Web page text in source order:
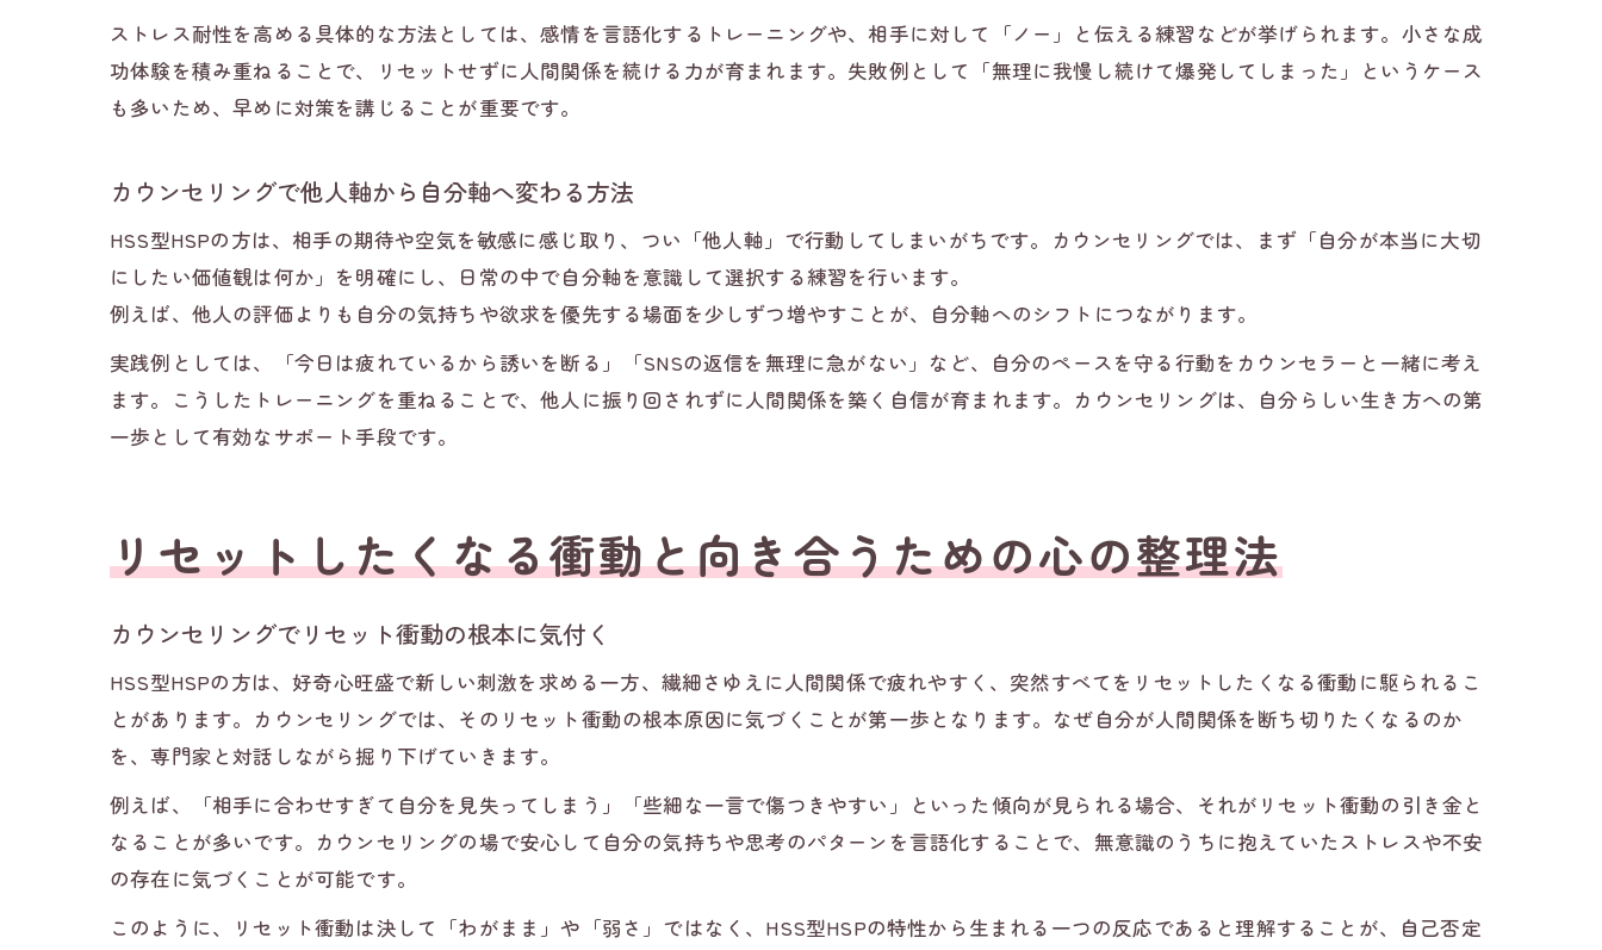
ストレス耐性を高める具体的な方法としては、感情を言語化するトレーニングや、相手に対して「ノー」と伝える練習などが挙げられます。小さな成
功体験を積み重ねることで、リセットせずに人間関係を続ける力が育まれます。失敗例として「無理に我慢し続けて爆発してしまった」というケース
も多いため、早めに対策を講じることが重要です。
カウンセリングで他人軸から自分軸へ変わる方法
HSS型HSPの方は、相手の期待や空気を敏感に感じ取り、つい「他人軸」で行動してしまいがちです。カウンセリングでは、まず「自分が本当に大切
にしたい価値観は何か」を明確にし、日常の中で自分軸を意識して選択する練習を行います。
例えば、他人の評価よりも自分の気持ちや欲求を優先する場面を少しずつ増やすことが、自分軸へのシフトにつながります。
実践例としては、「今日は疲れているから誘いを断る」「SNSの返信を無理に急がない」など、自分のペースを守る行動をカウンセラーと一緒に考え
ます。こうしたトレーニングを重ねることで、他人に振り回されずに人間関係を築く自信が育まれます。カウンセリングは、自分らしい生き方への第
一歩として有効なサポート手段です。
リセットしたくなる衝動と向き合うための心の整理法
カウンセリングでリセット衝動の根本に気付く
HSS型HSPの方は、好奇心旺盛で新しい刺激を求める一方、繊細さゆえに人間関係で疲れやすく、突然すべてをリセットしたくなる衝動に駆られるこ
とがあります。カウンセリングでは、そのリセット衝動の根本原因に気づくことが第一歩となります。なぜ自分が人間関係を断ち切りたくなるのか
を、専門家と対話しながら掘り下げていきます。
例えば、「相手に合わせすぎて自分を見失ってしまう」「些細な一言で傷つきやすい」といった傾向が見られる場合、それがリセット衝動の引き金と
なることが多いです。カウンセリングの場で安心して自分の気持ちや思考のパターンを言語化することで、無意識のうちに抱えていたストレスや不安
の存在に気づくことが可能です。
このように、リセット衝動は決して「わがまま」や「弱さ」ではなく、HSS型HSPの特性から生まれる一つの反応であると理解することが、自己否定